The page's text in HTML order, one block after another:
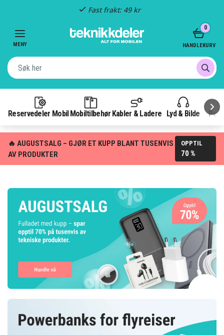
Fast frakt: 49 kr
MENY
Reservedeler Mobil Mobiltilbehør Kabler & Ladere Lyd & Bilde
0
HANDLEKURV
🔥 AUGUSTSALG – GJØR ET KUPP BLANT TUSENVIS
AV PRODUKTER
OPPTIL
70 %